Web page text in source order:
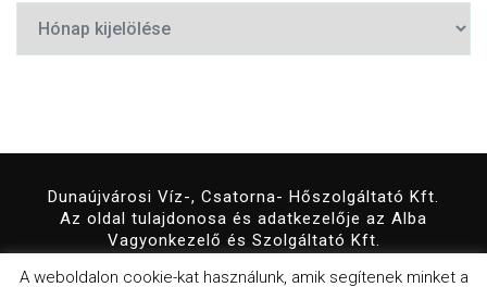
Dunaújvárosi Víz-, Csatorna- Hőszolgáltató Kft.
Az oldal tulajdonosa és adatkezelője az Alba
Vagyonkezelő és Szolgáltató Kft.
A weboldalon cookie-kat használunk, amik segítenek minket a